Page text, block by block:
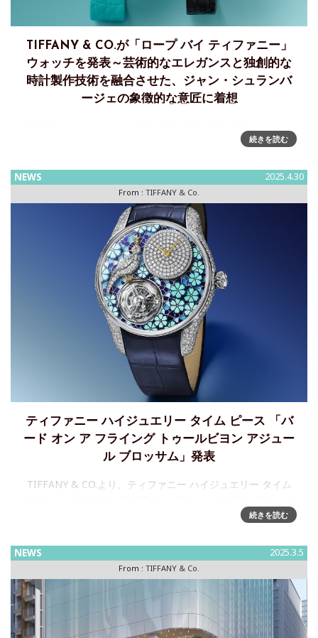
TIFFANY & CO.が「ロープ バイ ティファニー」
ウォッチを発表～芸術的なエレガンスと独創的な
時計製作技術を融合させた、ジャン・シュランバ
ージェの象徴的な意匠に着想
ジャン・シュランバージェの象徴的な意匠に着想を得た「ロ
ーカイブのジャン・シュランバージェによる象徴的なモチー
フに着想を得た新
続きを読む
NEWS 2025.4.30
From : TIFFANY & Co.
ティファニー ハイジュエリー タイム ピース 「バ
ード オン ア フライング トゥールビヨン アジュー
ル ブロッサム」発表
TIFFANY & CO.より、ティファニー ハイジュエリー タイム
ル ブロッサム」発表ティファニーは、ハイジュエリー ウォッ
続きを読む
NEWS 2025.3.5
From : TIFFANY & Co.